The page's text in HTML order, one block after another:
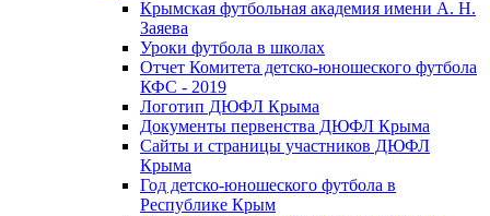
Крымская футбольная академия имени А. Н.
Заяева
Уроки футбола в школах
Отчет Комитета детско-юношеского футбола
КФС - 2019
Логотип ДЮФЛ Крыма
Документы первенства ДЮФЛ Крыма
Сайты и страницы участников ДЮФЛ
Крыма
Год детско-юношеского футбола в
Республике Крым